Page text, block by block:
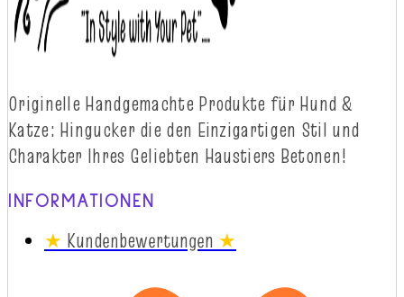
Originelle Handgemachte Produkte für Hund &
Katze: Hingucker die den Einzigartigen Stil und
Charakter Ihres Geliebten Haustiers Betonen!
INFORMATIONEN
★ Kundenbewertungen ★